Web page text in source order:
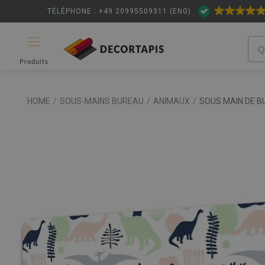
TÉLÉPHONE : +49 20995509311 (ENG)
Produits
HOME / SOUS-MAINS BUREAU / ANIMAUX / SOUS MAIN DE